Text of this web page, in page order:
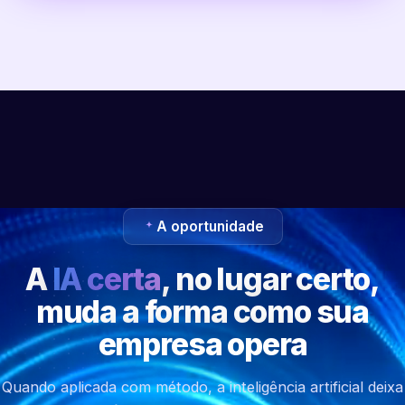
A oportunidade
AIA certa, no lugar certo,
muda a forma como sua
empresa opera
Quando aplicada com método, a inteligência artificial deixa